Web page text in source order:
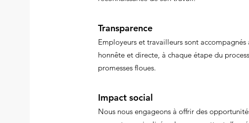
Transparence
Employeurs et travailleurs sont
honnête et directe, à chaque étape du
promesses floues.
Impact social
Nous nous engageons à offrir des